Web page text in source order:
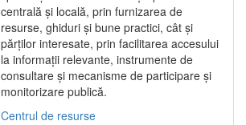
centrală și locală, prin furnizarea de
resurse, ghiduri și bune practici, cât și
părților interesate, prin facilitarea accesului
la informații relevante, instrumente de
consultare și mecanisme de participare și
monitorizare publică.
Centrul de resurse